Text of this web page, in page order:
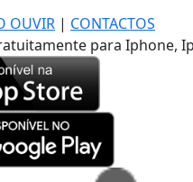
OUVIR | CONTACTOS
para Iphone,